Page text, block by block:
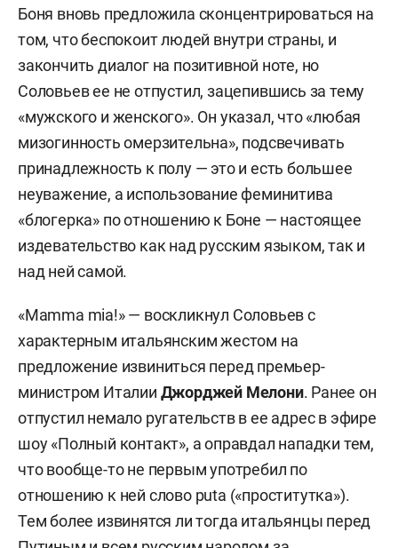
Боня вновь предложила сконцентрироваться на
том, что беспокоит людей внутри страны, и
закончить диалог на позитивной ноте, но
Соловьев ее не отпустил, зацепившись за тему
«мужского и женского». Он указал, что «любая
мизогинность омерзительна», подсвечивать
принадлежность к полу — это и есть большее
неуважение, а использование феминитива
«блогерка» по отношению к Боне — настоящее
издевательство как над русским языком, так и
над ней самой.
«Mamma mia!» — воскликнул Соловьев с
характерным итальянским жестом на
предложение извиниться перед премьер-
министром Италии Джорджей Мелони. Ранее он
отпустил немало ругательств в ее адрес в эфире
шоу «Полный контакт», а оправдал нападки тем,
что вообще-то не первым употребил по
отношению к ней слово puta («проститутка»).
Тем более извинятся ли тогда итальянцы перед